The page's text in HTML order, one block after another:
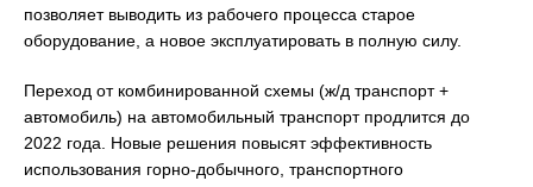
позволяет выводить из рабочего процесса старое
оборудование, а новое эксплуатировать в полную силу.
Переход от комбинированной схемы (ж/д транспорт +
автомобиль) на автомобильный транспорт продлится до
2022 года. Новые решения повысят эффективность
использования горно-добычного, транспортного